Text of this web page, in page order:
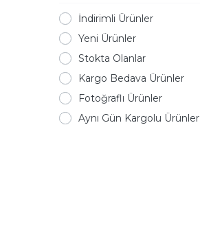
İndirimli Ürünler
Yeni Ürünler
Stokta Olanlar
Kargo Bedava Ürünler
Fotoğraflı Ürünler
Aynı Gün Kargolu Ürünler